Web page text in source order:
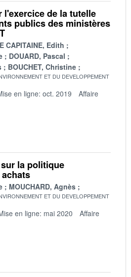
de la tutelle
publics des ministères
CAPITAINE, Edith
DOUARD, Pascal
BOUCHET, Christine
ET DU DEVELOPPEMENT
en ligne: oct. 2019
Affaire
la politique
MOUCHARD, Agnès
ET DU DEVELOPPEMENT
en ligne: mai 2020
Affaire